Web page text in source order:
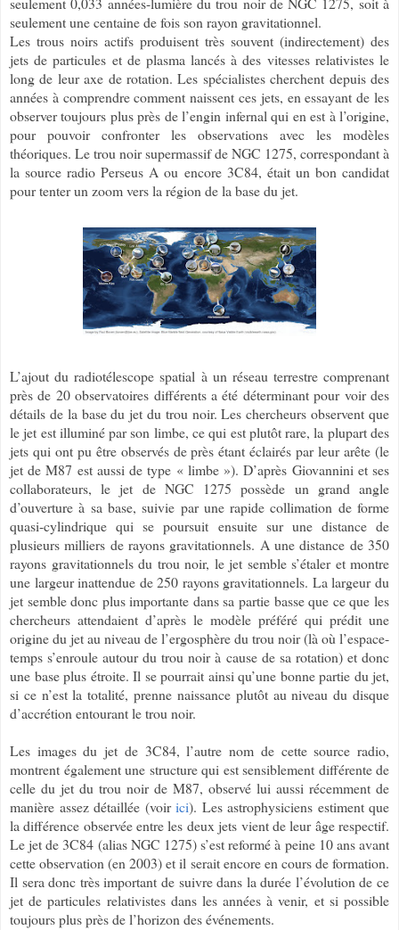
seulement une centaine de fois son rayon gravitationnel.
Les trous noirs actifs produisent très souvent (indirectement) des
jets de particules et de plasma lancés à des vitesses relativistes le
long de leur axe de rotation. Les spécialistes cherchent depuis des
années à comprendre comment naissent ces jets, en essayant de les
observer toujours plus près de l’engin infernal qui en est à l’origine,
pour pouvoir confronter les observations avec les modèles
théoriques. Le trou noir supermassif de NGC 1275, correspondant à
la source radio Perseus A ou encore 3C84, était un bon candidat
pour tenter un zoom vers la région de la base du jet.
L’ajout du radiotélescope spatial à un réseau terrestre comprenant
près de 20 observatoires différents a été déterminant pour voir des
détails de la base du jet du trou noir. Les chercheurs observent que
le jet est illuminé par son limbe, ce qui est plutôt rare, la plupart des
jets qui ont pu être observés de près étant éclairés par leur arête (le
jet de M87 est aussi de type « limbe »). D’après Giovannini et ses
collaborateurs, le jet de NGC 1275 possède un grand angle
d’ouverture à sa base, suivie par une rapide collimation de forme
quasi-cylindrique qui se poursuit ensuite sur une distance de
plusieurs milliers de rayons gravitationnels. A une distance de 350
rayons gravitationnels du trou noir, le jet semble s’étaler et montre
une largeur inattendue de 250 rayons gravitationnels. La largeur du
jet semble donc plus importante dans sa partie basse que ce que les
chercheurs attendaient d’après le modèle préféré qui prédit une
origine du jet au niveau de l’ergosphère du trou noir (là où l’espace-
temps s’enroule autour du trou noir à cause de sa rotation) et donc
une base plus étroite. Il se pourrait ainsi qu’une bonne partie du jet,
si ce n’est la totalité, prenne naissance plutôt au niveau du disque
d’accrétion entourant le trou noir.
Les images du jet de 3C84, l’autre nom de cette source radio,
montrent également une structure qui est sensiblement différente de
celle du jet du trou noir de M87, observé lui aussi récemment de
manière assez détaillée (voirici). Les astrophysiciens estiment que
la différence observée entre les deux jets vient de leur âge respectif.
Le jet de 3C84 (alias NGC 1275) s’est reformé à peine 10 ans avant
cette observation (en 2003) et il serait encore en cours de formation.
Il sera donc très important de suivre dans la durée l’évolution de ce
jet de particules relativistes dans les années à venir, et si possible
toujours plus près de l’horizon des événements.